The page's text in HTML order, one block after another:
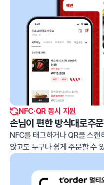
NFC·QR 동시 지원
손님이 편한 방식대로주
NFC를 태그하거나 QR을 스캔
않고도 누구나 쉽게 주문할 수